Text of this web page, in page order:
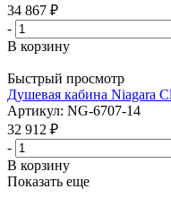
34 867 ₽
-
В корзину
Быстрый просмотр
Душевая кабина Niagara
Артикул: NG-6707-14
32 912 ₽
-
В корзину
Показать еще